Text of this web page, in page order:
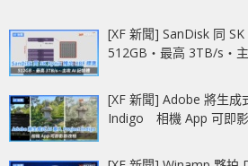
[XF 新聞] SanDisk 同
512GB‧最高 3TB/s‧
[XF 新聞] Adobe 將生
Indigo 相機 App 可即